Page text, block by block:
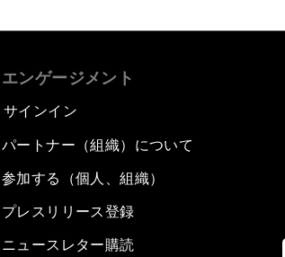
エンゲージメント
サインイン
パートナー（組織）について
参加する（個人、組織）
プレスリリース登録
ニュースレター購読